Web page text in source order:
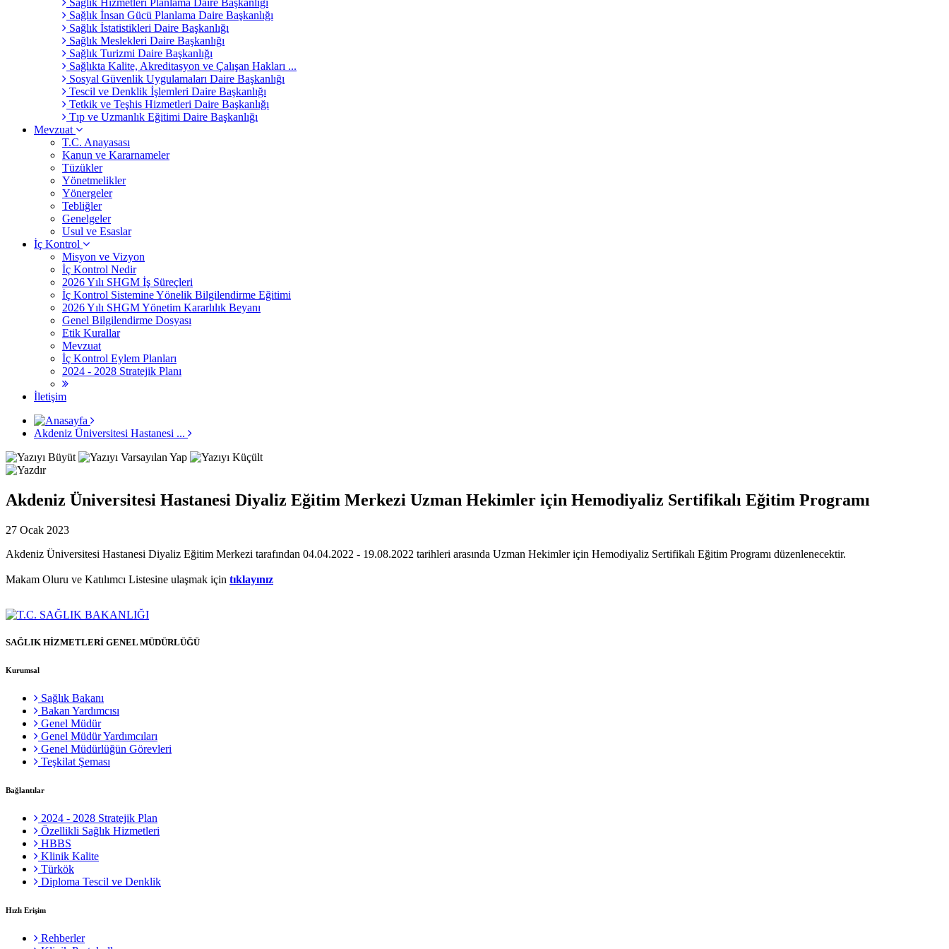
Sağlık Hizmetleri Planlama Daire Başkanlığı
Sağlık İnsan Gücü Planlama Daire Başkanlığı
Sağlık İstatistikleri Daire Başkanlığı
Sağlık Meslekleri Daire Başkanlığı
Sağlık Turizmi Daire Başkanlığı
Sağlıkta Kalite, Akreditasyon ve Çalışan Hakları ...
Sosyal Güvenlik Uygulamaları Daire Başkanlığı
Tescil ve Denklik İşlemleri Daire Başkanlığı
Tetkik ve Teşhis Hizmetleri Daire Başkanlığı
Tıp ve Uzmanlık Eğitimi Daire Başkanlığı
Mevzuat
T.C. Anayasası
Kanun ve Kararnameler
Tüzükler
Yönetmelikler
Yönergeler
Tebliğler
Genelgeler
Usul ve Esaslar
İç Kontrol
Misyon ve Vizyon
İç Kontrol Nedir
2026 Yılı SHGM İş Süreçleri
İç Kontrol Sistemine Yönelik Bilgilendirme Eğitimi
2026 Yılı SHGM Yönetim Kararlılık Beyanı
Genel Bilgilendirme Dosyası
Etik Kurallar
Mevzuat
İç Kontrol Eylem Planları
2024 - 2028 Stratejik Planı
İletişim
Akdeniz Üniversitesi Hastanesi ...
Akdeniz Üniversitesi Hastanesi Diyaliz Eğitim Merkezi Uzman Hekimler için Hemodiyaliz Sertifikalı Eğitim Programı
27 Ocak 2023
Akdeniz Üniversitesi Hastanesi Diyaliz Eğitim Merkezi tarafından 04.04.2022 - 19.08.2022 tarihleri arasında Uzman Hekimler için Hemodiyaliz Sertifikalı Eğitim Programı düzenlenecektir.
Makam Oluru ve Katılımcı Listesine ulaşmak için tıklayınız
SAĞLIK HİZMETLERİ GENEL MÜDÜRLÜĞÜ
Kurumsal
Sağlık Bakanı
Bakan Yardımcısı
Genel Müdür
Genel Müdür Yardımcıları
Genel Müdürlüğün Görevleri
Teşkilat Şeması
Bağlantılar
2024 - 2028 Stratejik Plan
Özellikli Sağlık Hizmetleri
HBBS
Klinik Kalite
Türkök
Diploma Tescil ve Denklik
Hızlı Erişim
Rehberler